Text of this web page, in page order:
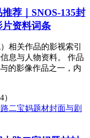
荐｜SNOS-135封
资料词条
相关作品的影视索引
息与人物资料。 作品
的影像作品之一，内